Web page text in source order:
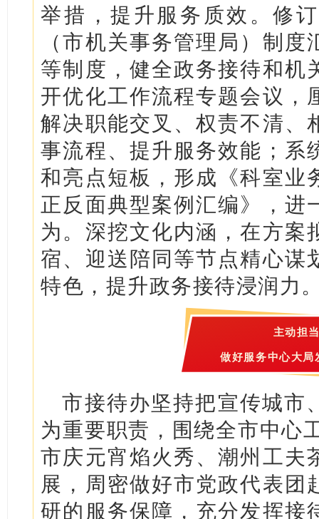
举措，提升服务质效。修
（市机关事务管理局）制
等制度，健全政务接待和机
开优化工作流程专题会议，
解决职能交叉、权责不清、
事流程、提升服务效能；系
和亮点短板，形成《科室业
正反面典型案例汇编》，进
为。深挖文化内涵，在方案
宿、迎送陪同等节点精心谋
特色，提升政务接待浸润力
主动担
做好服务中心大局
市接待办坚持把宣传城市
为重要职责，围绕全市中心
市庆元宵焰火秀、潮州工夫
展，周密做好市党政代表团
研的服务保障，充分发挥接